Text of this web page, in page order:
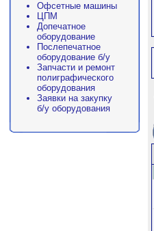
Офсетные машины
ЦПМ
Допечатное
оборудование
Послепечатное
оборудование б/у
Запчасти и ремонт
полиграфического
оборудования
Заявки на закупку
б/у оборудования